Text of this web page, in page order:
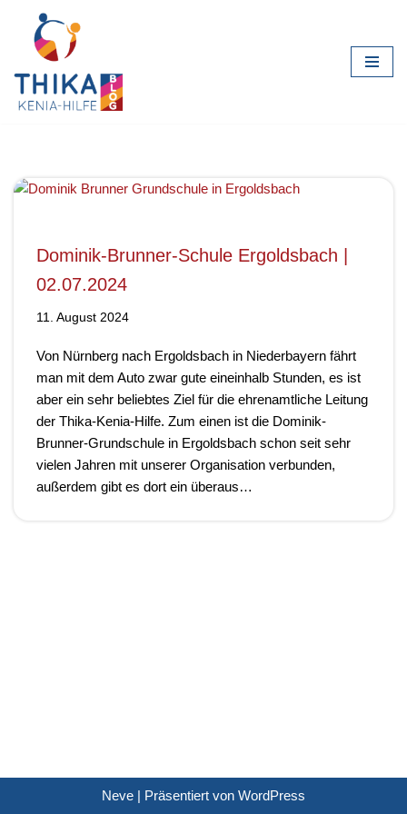
Zum
Inhalt
springen
Dominik-Brunner-Schule Ergoldsbach |
02.07.2024
11. August 2024
Von Nürnberg nach Ergoldsbach in Niederbayern fährt
man mit dem Auto zwar gute eineinhalb Stunden, es ist
aber ein sehr beliebtes Ziel für die ehrenamtliche Leitung
der Thika-Kenia-Hilfe. Zum einen ist die Dominik-
Brunner-Grundschule in Ergoldsbach schon seit sehr
vielen Jahren mit unserer Organisation verbunden,
außerdem gibt es dort ein überaus…
Neve | Präsentiert von WordPress